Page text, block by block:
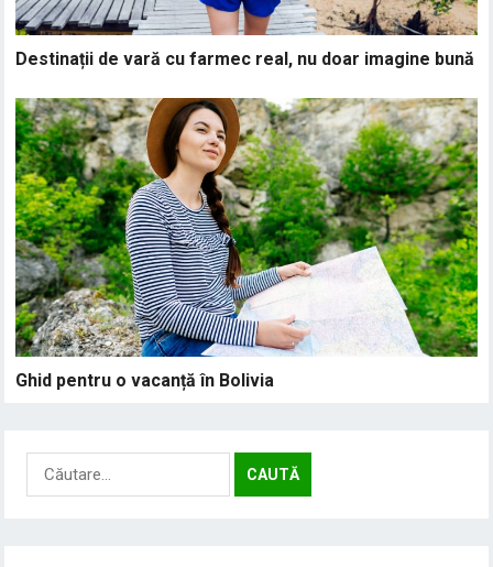
Destinații de vară cu farmec real, nu doar imagine bună
Ghid pentru o vacanță în Bolivia
Caută
după: